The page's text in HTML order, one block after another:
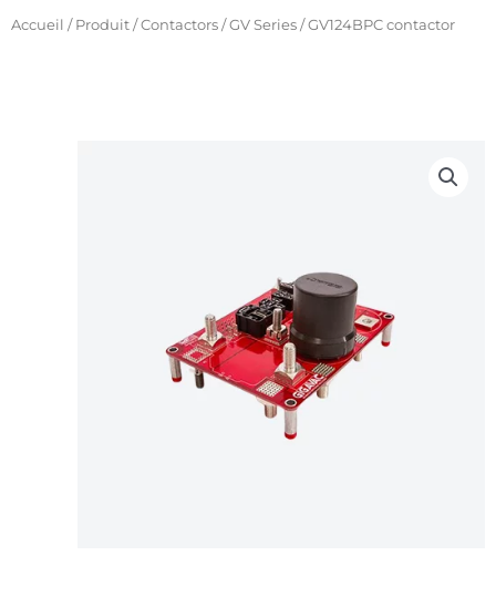
Accueil /Produit/Contactors/GV Series/ GV124BPC contactor